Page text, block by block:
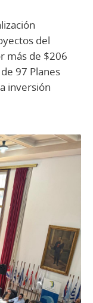
del
más de $206
97 Planes
inversión